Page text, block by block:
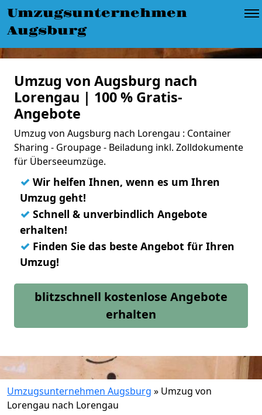
Umzugsunternehmen
Augsburg
Umzug von Augsburg nach
Lorengau | 100 % Gratis-
Angebote
Umzug von Augsburg nach Lorengau : Container
Sharing - Groupage - Beiladung inkl. Zolldokumente
für Überseeumzüge.
✓ Wir helfen Ihnen, wenn es um Ihren
Umzug geht!
✓ Schnell & unverbindlich Angebote
erhalten!
✓ Finden Sie das beste Angebot für Ihren
Umzug!
blitzschnell kostenlose Angebote
erhalten
Umzugsunternehmen Augsburg » Umzug von
Lorengau nach Lorengau